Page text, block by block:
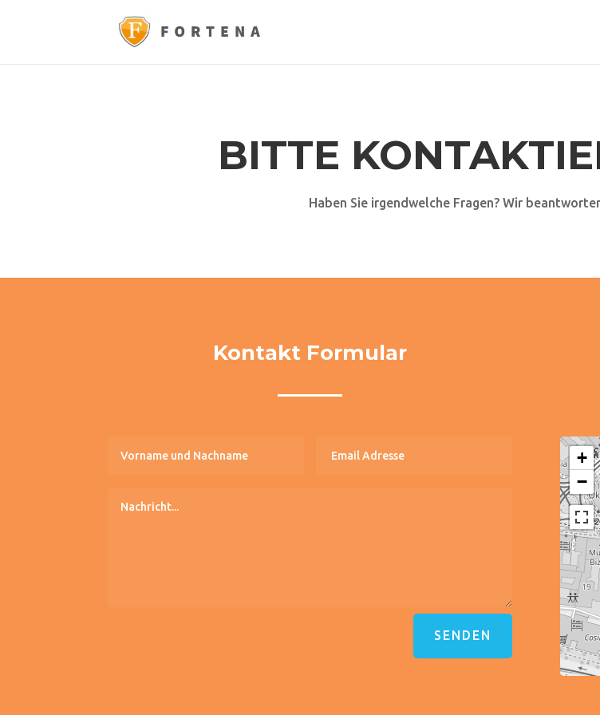
BITTE
Haben Sie irgendwelche Fragen? Wir
Kontakt Formular
SENDEN
+
−